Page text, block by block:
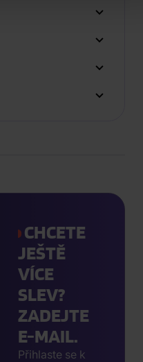
CHCETE
JEŠTĚ
VÍCE
SLEV?
ZADEJTE
E-MAIL.
Přihlaste se k